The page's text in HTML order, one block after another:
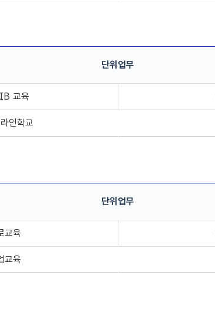
단위업무
교육
인학교
단위업무
교육
교육